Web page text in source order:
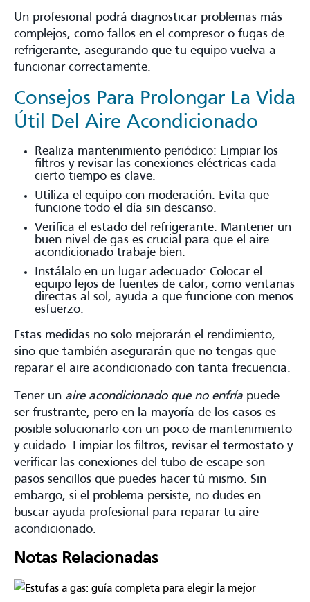
Un profesional podrá diagnosticar problemas más
complejos, como fallos en el compresor o fugas de
refrigerante, asegurando que tu equipo vuelva a
funcionar correctamente.
Consejos Para Prolongar La Vida
Útil Del Aire Acondicionado
Realiza mantenimiento periódico: Limpiar los
filtros y revisar las conexiones eléctricas cada
cierto tiempo es clave.
Utiliza el equipo con moderación: Evita que
funcione todo el día sin descanso.
Verifica el estado del refrigerante: Mantener un
buen nivel de gas es crucial para que el aire
acondicionado trabaje bien.
Instálalo en un lugar adecuado: Colocar el
equipo lejos de fuentes de calor, como ventanas
directas al sol, ayuda a que funcione con menos
esfuerzo.
Estas medidas no solo mejorarán el rendimiento,
sino que también asegurarán que no tengas que
reparar el aire acondicionado con tanta frecuencia.
Tener un aire acondicionado que no enfría puede
ser frustrante, pero en la mayoría de los casos es
posible solucionarlo con un poco de mantenimiento
y cuidado. Limpiar los filtros, revisar el termostato y
verificar las conexiones del tubo de escape son
pasos sencillos que puedes hacer tú mismo. Sin
embargo, si el problema persiste, no dudes en
buscar ayuda profesional para reparar tu aire
acondicionado.
Notas Relacionadas